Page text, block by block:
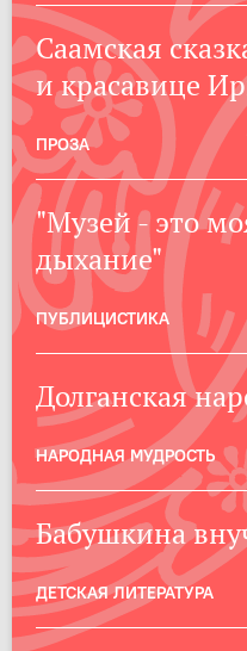
Саамская
и красавице
ПРОЗА
"Музей - это
дыхание"
ПУБЛИЦИСТИКА
Долганская
НАРОДНАЯ МУДРОСТЬ
Бабушкина
ДЕТСКАЯ ЛИТЕРАТУРА